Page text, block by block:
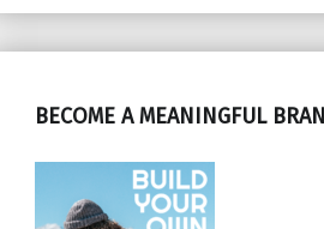
BECOME A MEANINGFUL